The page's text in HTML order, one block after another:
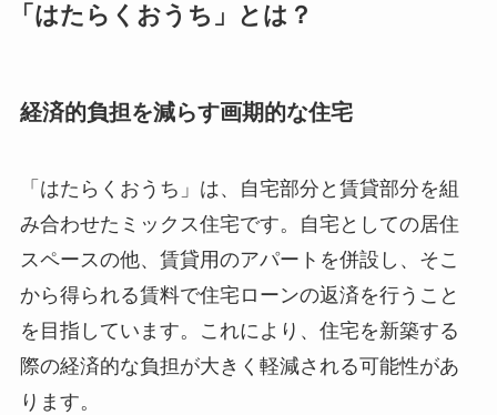
「はたらくおうち」とは？
経済的負担を減らす画期的な住宅
「はたらくおうち」は、自宅部分と賃貸部分を組
み合わせたミックス住宅です。自宅としての居住
スペースの他、賃貸用のアパートを併設し、そこ
から得られる賃料で住宅ローンの返済を行うこと
を目指しています。これにより、住宅を新築する
際の経済的な負担が大きく軽減される可能性があ
ります。